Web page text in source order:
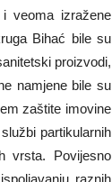
i veoma izražene
Bihać bile su
proizvodi,
namjene bile su
zaštite imovine
partikularnih
vrsta. Povijesno
raznih